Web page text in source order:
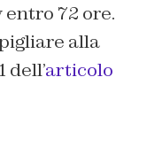
72 ore.
alla
dell’articolo